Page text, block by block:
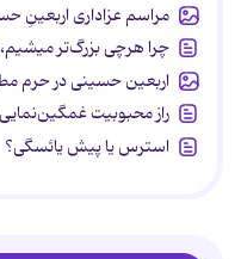
مراسم عزاداری اربعینِ
چرا هرچی بزرگ‌تر
اربعین حسینی در حرم
راز محبوبیت
استرس یا پیش یائسگی؟